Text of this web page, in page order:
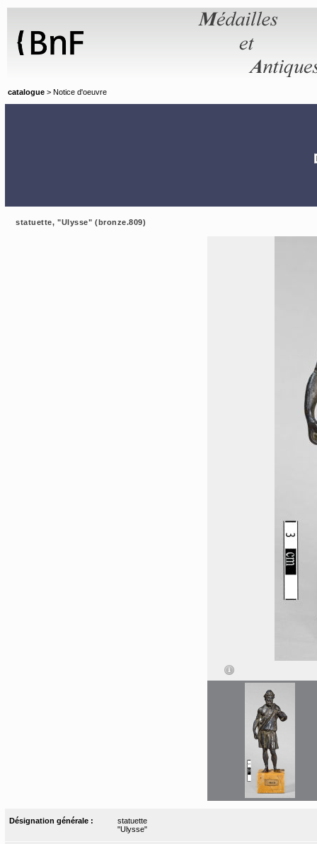
catalogue > Notice d'oeuvre
statuette, "Ulysse" (bronze.809)
Désignation générale :
statuette
"Ulysse"